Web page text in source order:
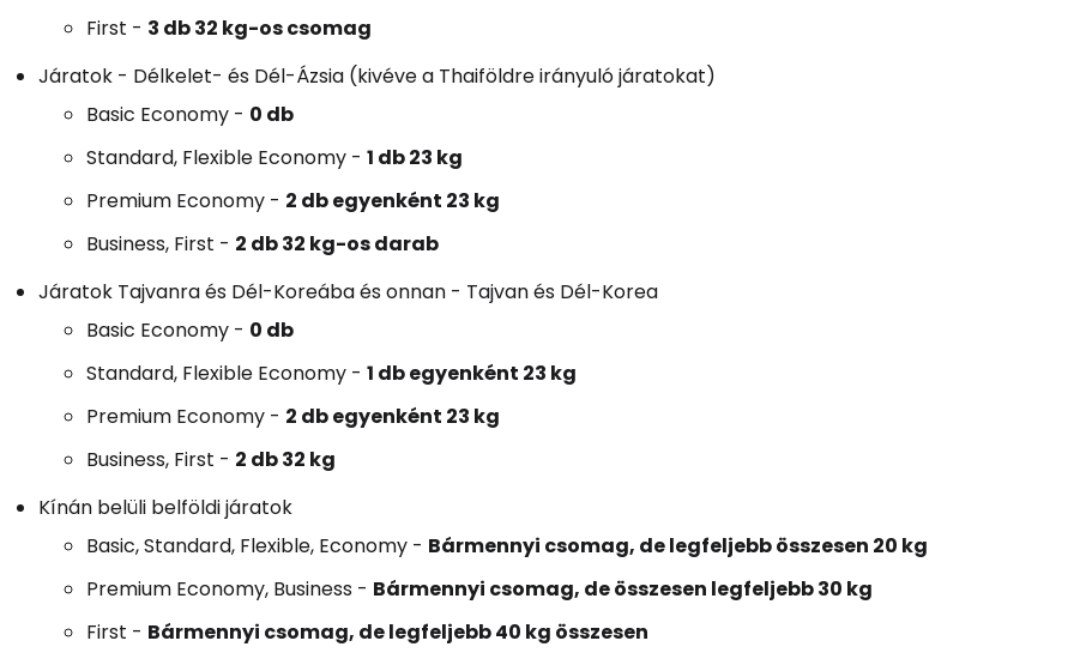
First - 3 db 32 kg-os csomag
Járatok - Délkelet- és Dél-Ázsia (kivéve a Thaiföldre irányuló járatokat)
Basic Economy - 0 db
Standard, Flexible Economy - 1 db 23 kg
Premium Economy - 2 db egyenként 23 kg
Business, First - 2 db 32 kg-os darab
Járatok Tajvanra és Dél-Koreába és onnan - Tajvan és Dél-Korea
Basic Economy - 0 db
Standard, Flexible Economy - 1 db egyenként 23 kg
Premium Economy - 2 db egyenként 23 kg
Business, First - 2 db 32 kg
Kínán belüli belföldi járatok
Basic, Standard, Flexible, Economy - Bármennyi csomag, de legfeljebb összesen 20 kg
Premium Economy, Business - Bármennyi csomag, de összesen legfeljebb 30 kg
First - Bármennyi csomag, de legfeljebb 40 kg összesen